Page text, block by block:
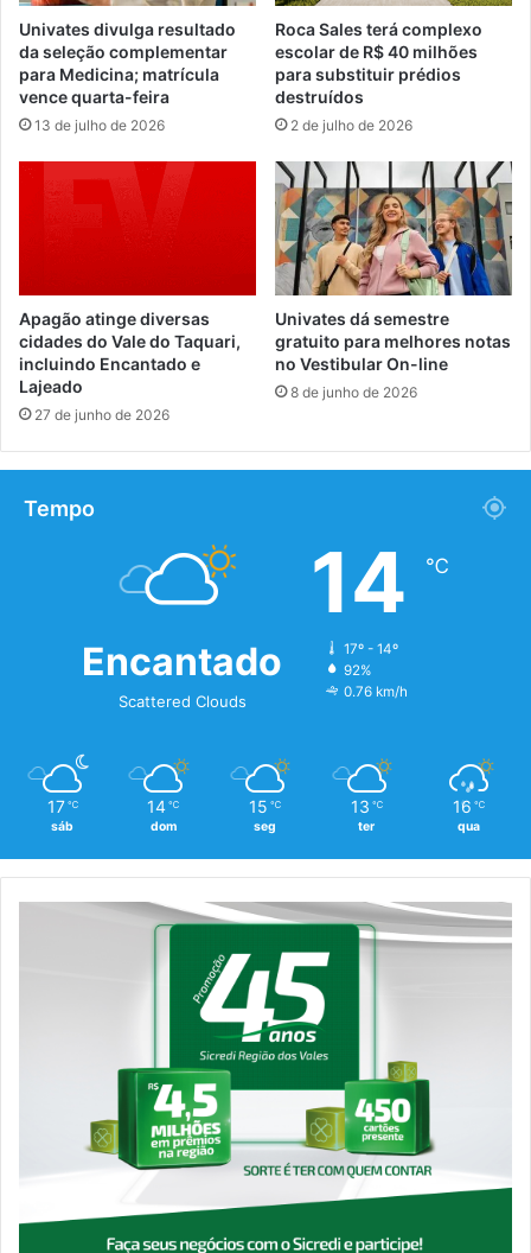
Univates divulga resultado
da seleção complementar
para Medicina; matrícula
vence quarta-feira
13 de julho de 2026
Roca Sales terá complexo
escolar de R$ 40 milhões
para substituir prédios
destruídos
2 de julho de 2026
Apagão atinge diversas
cidades do Vale do Taquari,
incluindo Encantado e
Lajeado
27 de junho de 2026
Univates dá semestre
gratuito para melhores notas
no Vestibular On-line
8 de junho de 2026
Tempo
Encantado
Scattered Clouds
14 ℃
17º - 14º
92%
0.76 km/h
17 ℃
sáb
14 ℃
dom
15 ℃
seg
13 ℃
ter
16 ℃
qua